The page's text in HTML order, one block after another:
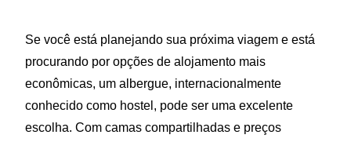
Se você está planejando sua próxima viagem e está
procurando por opções de alojamento mais
econômicas, um albergue, internacionalmente
conhecido como hostel, pode ser uma excelente
escolha. Com camas compartilhadas e preços